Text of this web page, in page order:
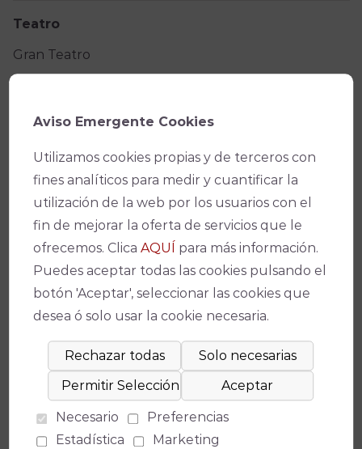
Teatro
Gran Teatro
09/12/2026-20:00
De 40 a 45 €
Promotor
Malvaloca Project, S.L.
Facebook
X WhatsApp
Email
Copy
Link
Aviso Emergente Cookies
Utilizamos cookies propias y de terceros con
fines analíticos para medir y cuantificar la
utilización de la web por los usuarios con el
fin de mejorar la oferta de servicios que le
ofrecemos. ClicaAQUÍ
para más información.
Puedes aceptar todas las cookies pulsando el
botón 'Aceptar', seleccionar las cookies que
desea ó solo usar la cookie necesaria.
Necesario
Preferencias
Estadística
Marketing